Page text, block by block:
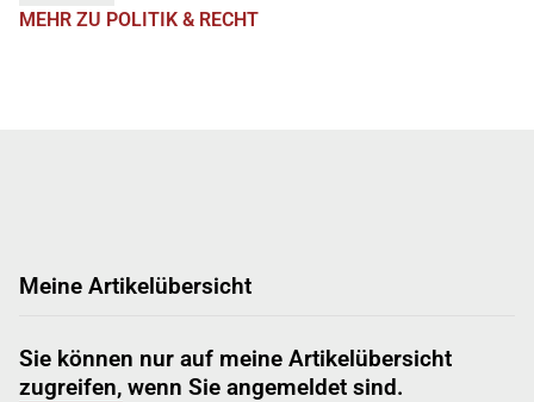
MEHR ZU POLITIK & RECHT
Meine Artikelübersicht
Sie können nur auf meine Artikelübersicht
zugreifen, wenn Sie angemeldet sind.